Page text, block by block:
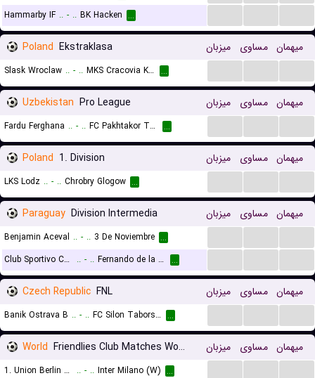
Hammarby IF .. - .. BK Hacken ...
Poland Ekstraklasa میزبان مساوی میهمان
Slask Wroclaw .. - .. MKS Cracovia Krakow ...
Uzbekistan Pro League میزبان مساوی میهمان
Fardu Ferghana .. - .. FC Pakhtakor Tashkent II ...
Poland 1. Division میزبان مساوی میهمان
LKS Lodz .. - .. Chrobry Glogow ...
Paraguay Division Intermedia میزبان مساوی میهمان
Benjamin Aceval .. - .. 3 De Noviembre ...
Club Sportivo Carapegua
.. - .. Fernando de la Mora ...
Czech Republic FNL میزبان مساوی میهمان
Banik Ostrava B .. - .. FC Silon Taborsko ...
World Friendlies Club Matches Women میزبان مساوی میهمان
1. Union Berlin (W) .. - .. Inter Milano (W) ...